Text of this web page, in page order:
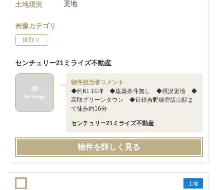
土地現況
更地
画像カテゴリ
間取り
センチュリー21ミライズ不動産
物件担当者コメント
◆約61.10坪 ◆建築条件無し ◆現況更地 ◆
高取グリーンタウン ◆近鉄吉野線壺阪山駅ま
で徒歩約16分
センチュリー21ミライズ不動産
物件を詳しく見る
土地